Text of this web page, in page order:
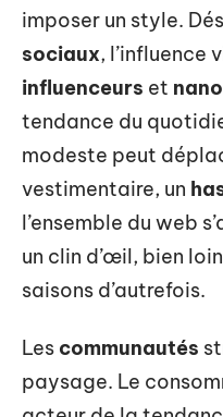
imposer un style.
sociaux, l’influence
influenceurs et
tendance du
modeste peut
vestimentaire, un
l’ensemble du web
un clin d’œil, bien
saisons d’autrefois.
Les communautés
paysage. Le